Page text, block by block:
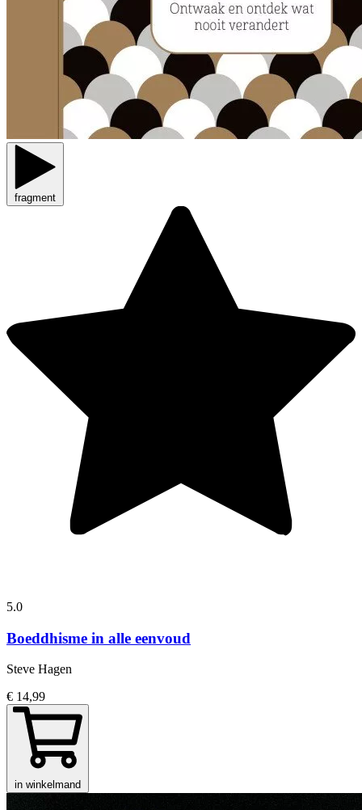
fragment
5.0
Boeddhisme in alle eenvoud
Steve Hagen
€ 14,99
in winkelmand